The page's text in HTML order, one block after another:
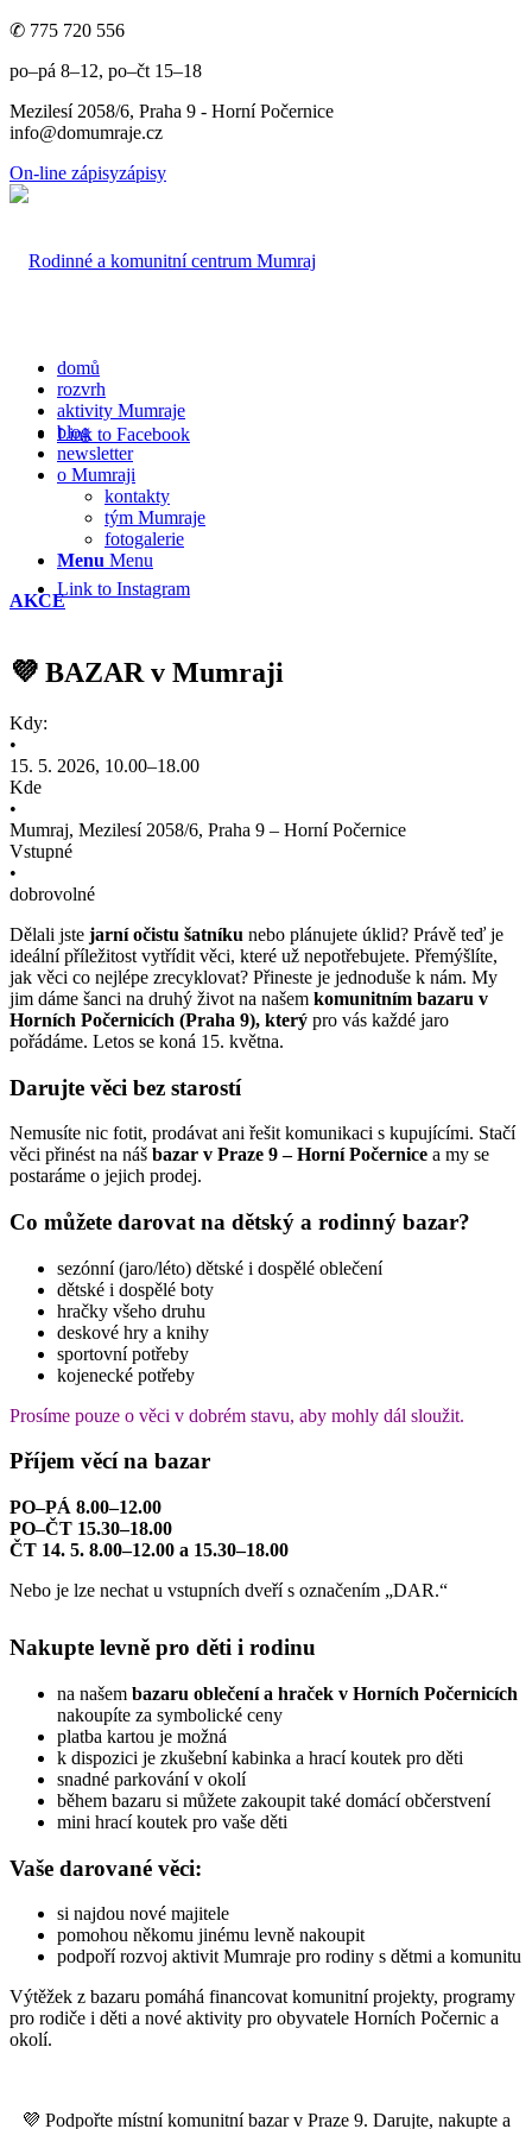
✆ 775 720 556
po–pá 8–12, po–čt 15–18
Mezilesí 2058/6, Praha 9 - Horní Počernice
info@domumraje.cz
On-line zápisyzápisy
Link to Facebook
Link to Instagram
domů
rozvrh
aktivity Mumraje
blog
newsletter
o Mumraji
kontakty
tým Mumraje
fotogalerie
Menu Menu
AKCE
💜 BAZAR v Mumraji
Kdy:
•
15. 5. 2026, 10.00–18.00
Kde
•
Mumraj, Mezilesí 2058/6, Praha 9 – Horní Počernice
Vstupné
•
dobrovolné
Dělali jste jarní očistu šatníku nebo plánujete úklid? Právě teď je
ideální příležitost vytřídit věci, které už nepotřebujete. Přemýšlíte,
jak věci co nejlépe zrecyklovat? Přineste je jednoduše k nám. My
jim dáme šanci na druhý život na našem komunitním bazaru v
Horních Počernicích (Praha 9), který pro vás každé jaro
pořádáme. Letos se koná 15. května.
Darujte věci bez starostí
Nemusíte nic fotit, prodávat ani řešit komunikaci s kupujícími. Stačí
věci přinést na náš bazar v Praze 9 – Horní Počernice a my se
postaráme o jejich prodej.
Co můžete darovat na dětský a rodinný bazar?
sezónní (jaro/léto) dětské i dospělé oblečení
dětské i dospělé boty
hračky všeho druhu
deskové hry a knihy
sportovní potřeby
kojenecké potřeby
Prosíme pouze o věci v dobrém stavu, aby mohly dál sloužit.
Příjem věcí na bazar
PO–PÁ 8.00–12.00
PO–ČT 15.30–18.00
ČT 14. 5. 8.00–12.00 a 15.30–18.00
Nebo je lze nechat u vstupních dveří s označením „DAR.“
Nakupte levně pro děti i rodinu
na našem bazaru oblečení a hraček v Horních Počernicích
nakoupíte za symbolické ceny
platba kartou je možná
k dispozici je zkušební kabinka a hrací koutek pro děti
snadné parkování v okolí
během bazaru si můžete zakoupit také domácí občerstvení
mini hrací koutek pro vaše děti
Vaše darované věci:
si najdou nové majitele
pomohou někomu jinému levně nakoupit
podpoří rozvoj aktivit Mumraje pro rodiny s dětmi a komunitu
Výtěžek z bazaru pomáhá financovat komunitní projekty, programy
pro rodiče i děti a nové aktivity pro obyvatele Horních Počernic a
okolí.
💜 Podpořte místní komunitní bazar v Praze 9. Darujte, nakupte a